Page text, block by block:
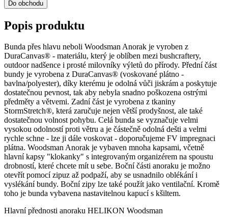
Do obchodu
Popis produktu
Bunda přes hlavu neboli Woodsman Anorak je vyroben z
DuraCanvas® - materiálu, který je oblíben mezi bushcraftery,
outdoor nadšence i prosté milovníky výletů do přírody. Přední část
bundy je vyrobena z DuraCanvas® (voskované plátno -
bavlna/polyester), díky kterému je odolná vůči jiskrám a poskytuje
dostatečnou pevnost, tak aby nebyla snadno poškozena ostrými
předměty a větvemi. Zadní část je vyrobena z tkaniny
StormStretch®, která zaručuje nejen větší prodyšnost, ale také
dostatečnou volnost pohybu. Celá bunda se vyznačuje velmi
vysokou odolností proti větru a je částečně odolná dešti a velmi
rychle schne - lze ji dále voskovat - doporučujeme FV impregnaci
plátna. Woodsman Anorak je vybaven mnoha kapsami, včetně
hlavní kapsy "klokanky" s integrovaným organizérem na spoustu
drobností, které chcete mít u sebe. Boční části anoraku je možno
otevřít pomocí zipuz až podpaží, aby se usnadnilo oblékání i
vyslékání bundy. Boční zipy lze také použít jako ventilační. Kromě
toho je bunda vybavena nastavitelnou kapucí s kšiltem.
Hlavní přednosti anoraku HELIKON Woodsman